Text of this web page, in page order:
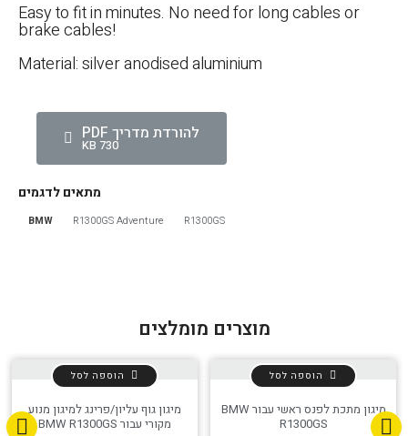
Easy to fit in minutes. No need for long cables or
brake cables!
Material: silver anodised aluminium
להורדת מדריך PDF
730 KB
מתאים לדגמים
BMW R1300GS
R1300GS Adventure
מוצרים מומלצים
מיגון מתכת לפנס ראשי עבור BMW
R1300GS
הוספה לסל
מיגון גוף עליון/פרינג למיגון מנוע
מקורי עבור BMW R1300GS
הוספה לסל